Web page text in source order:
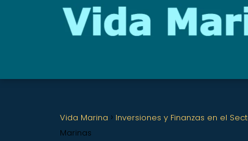
Vida Marina Inversiones y Finanzas en el
Marinas